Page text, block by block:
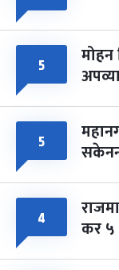
५ मोहन
५
४ कर ५